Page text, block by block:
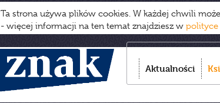
Ta strona używa plików cookies. W każdej chwili
- więcej informacji na ten temat znajdziesz w
Aktualności